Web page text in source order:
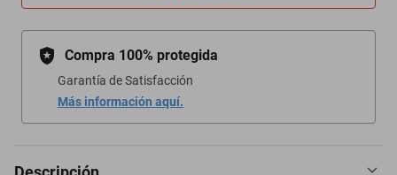
Compra 100% protegida
Garantía de Satisfacción
Más información aquí.